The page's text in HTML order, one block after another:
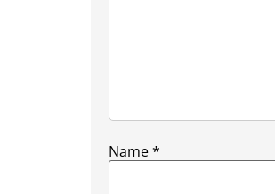
Name*